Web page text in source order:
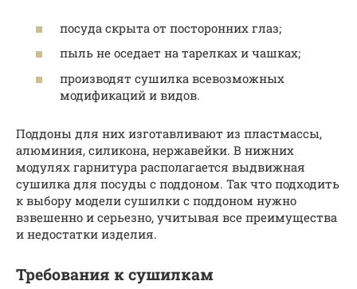
посуда скрыта от посторонних глаз;
пыль не оседает на тарелках и чашках;
производят сушилка всевозможных
модификаций и видов.
Поддоны для них изготавливают из пластмассы,
алюминия, силикона, нержавейки. В нижних
модулях гарнитура располагается выдвижная
сушилка для посуды с поддоном. Так что подходить
к выбору модели сушилки с поддоном нужно
взвешенно и серьезно, учитывая все преимущества
и недостатки изделия.
Требования к сушилкам